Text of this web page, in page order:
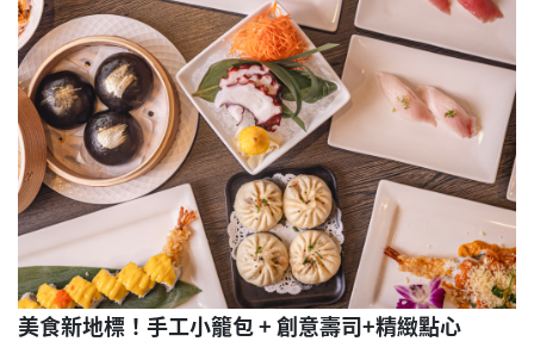
美食新地標！ 手工小籠包 + 創意壽司+精緻點心